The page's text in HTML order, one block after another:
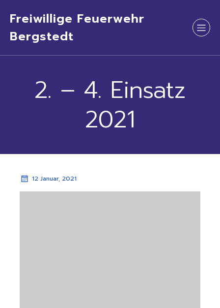
Freiwillige Feuerwehr
Bergstedt
2. – 4. Einsatz
2021
12 Januar, 2021